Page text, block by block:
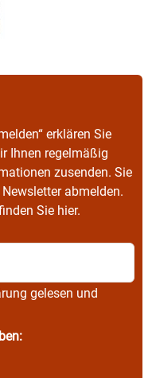
erklären Sie
Ihnen regelmäßig
zusenden. Sie
abmelden.
Sie hier.
gelesen und